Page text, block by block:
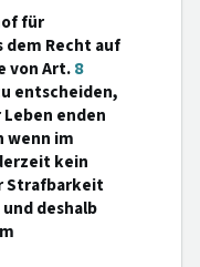
für
dem Recht auf
von Art.8
entscheiden,
enden
wenn im
kein
Strafbarkeit
deshalb